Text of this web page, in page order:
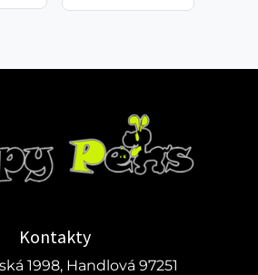
Kontakty
1998, Handlová 97251